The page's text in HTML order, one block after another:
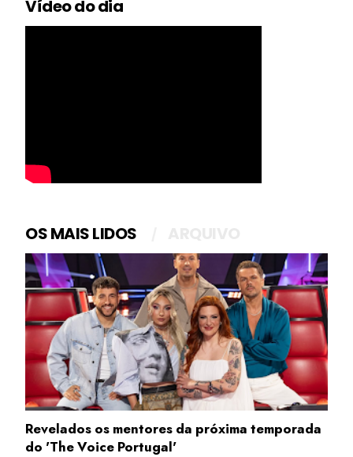
Vídeo do dia
OS MAIS LIDOS
Revelados os mentores da próxima temporada
do 'The Voice Portugal'